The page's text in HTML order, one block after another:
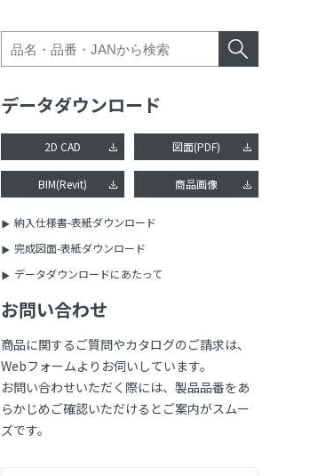
データダウンロード
2D CAD 図面(PDF)
BIM(Revit) 商品画像
納入仕様書-表紙ダウンロード
完成図面-表紙ダウンロード
データダウンロードにあたって
お問い合わせ
商品に関するご質問やカタログのご請求は、
Webフォームよりお伺いしています。
お問い合わせいただく際には、製品品番をあ
らかじめご確認いただけるとご案内がスムー
ズです。